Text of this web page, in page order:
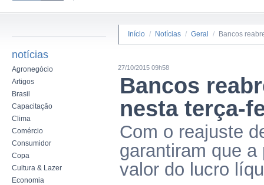
notícias
Agronegócio
Artigos
Brasil
Capacitação
Clima
Comércio
Consumidor
Copa
Cultura & Lazer
Economia
Início / Notícias / Geral / Bancos
27/10/2015 09h58
Bancos
nesta terça-
Com o reajuste
garantiram que
valor do lucro